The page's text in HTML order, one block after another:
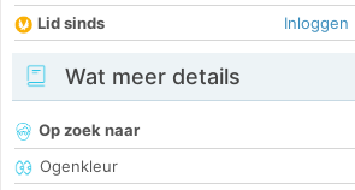
Lid sinds
Inloggen
Wat meer details
Op zoek naar
Ogenkleur